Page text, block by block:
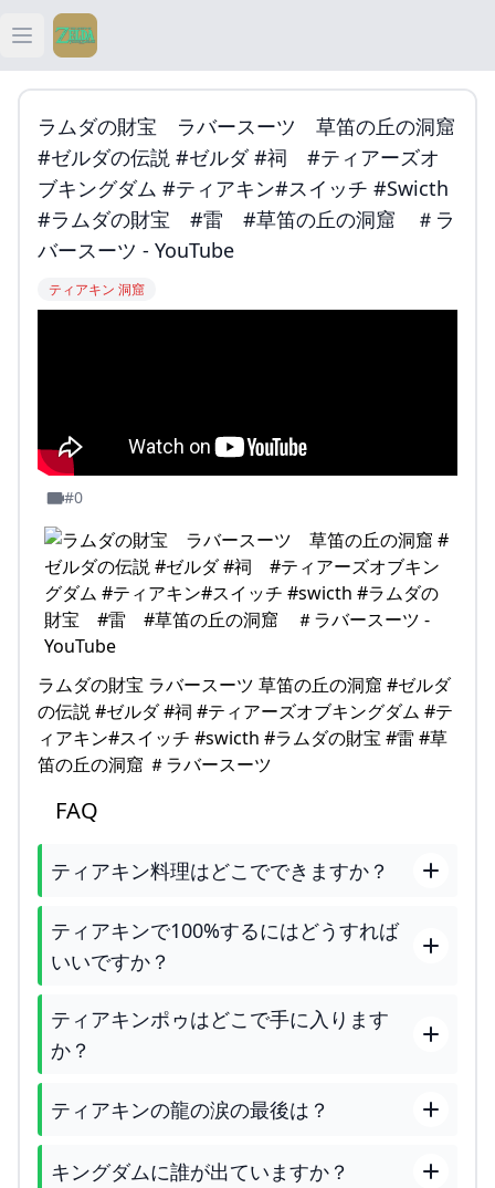
Open main menu
ティアキン
ティアキン 祠
ティアキン 武器
ティアキン 攻略
ラムダの財宝 ラバースーツ 草笛の丘の洞窟
#ゼルダの伝説 #ゼルダ #祠 #ティアーズオ
ブキングダム #ティアキン#スイッチ #swicth
#ラムダの財宝 #雷 #草笛の丘の洞窟 ＃ラ
バースーツ - YouTube
ティアキン 洞窟
#0
ラムダの財宝 ラバースーツ 草笛の丘の洞窟 #ゼルダ
の伝説 #ゼルダ #祠 #ティアーズオブキングダム #テ
ィアキン#スイッチ #swicth #ラムダの財宝 #雷 #草
笛の丘の洞窟 ＃ラバースーツ
FAQ
ティアキン料理はどこでできますか？
ティアキンで100%するにはどうすれば
いいですか？
ティアキンポゥはどこで手に入ります
か？
ティアキンの龍の涙の最後は？
キングダムに誰が出ていますか？